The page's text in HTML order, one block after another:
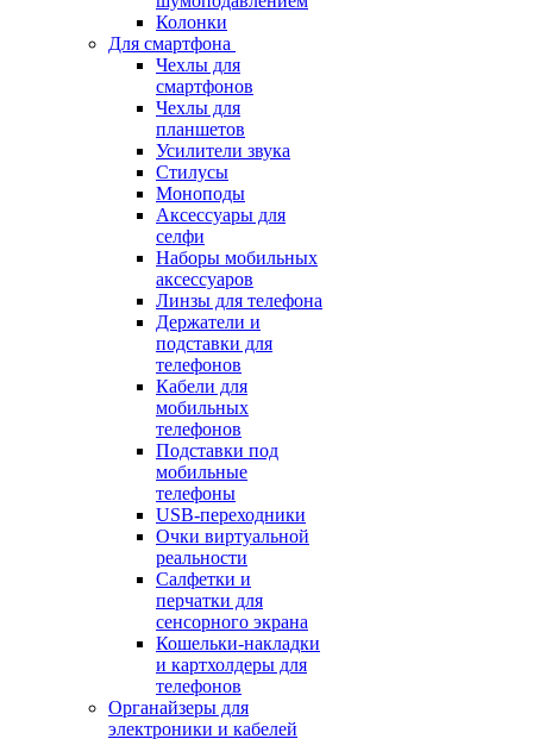
Колонки
Для смартфона
Чехлы для
смартфонов
Чехлы для
планшетов
Усилители звука
Стилусы
Моноподы
Аксессуары для
селфи
Наборы мобильных
аксессуаров
Линзы для телефона
Держатели и
подставки для
телефонов
Кабели для
мобильных
телефонов
Подставки под
мобильные
телефоны
USB-переходники
Очки виртуальной
реальности
Салфетки и
перчатки для
сенсорного экрана
Кошельки-накладки
и картхолдеры для
телефонов
Органайзеры для
электроники и кабелей